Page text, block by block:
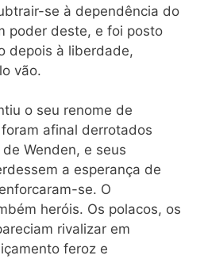
se à dependência do
poder deste, e foi posto
depois à liberdade,
vão.
o seu renome de
afinal derrotados
Wenden, e seus
a esperança de
se. O
heróis. Os polacos, os
rivalizar em
feroz e